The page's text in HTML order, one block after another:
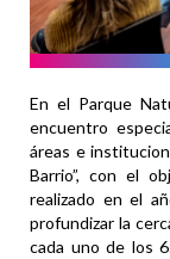
En el Parque
encuentro
áreas e
Barrio”, con el
realizado en el
profundizar la
cada uno de los